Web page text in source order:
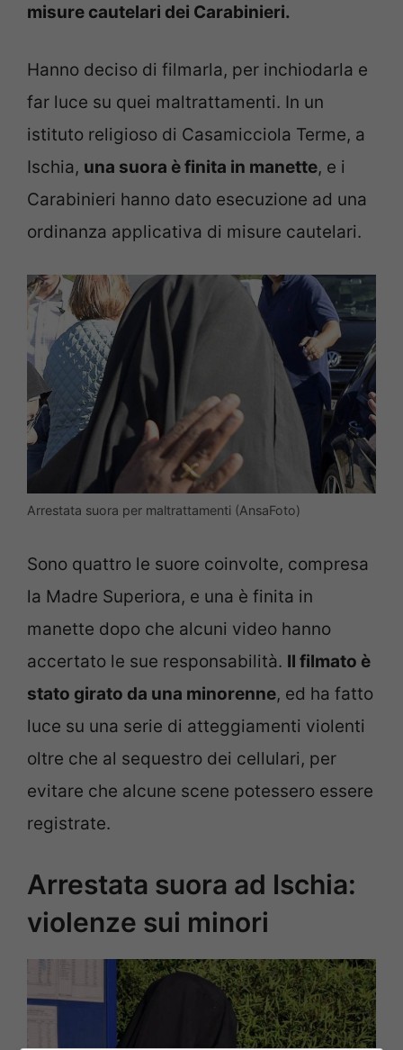
misure cautelari dei Carabinieri.
Hanno deciso di filmarla, per inchiodarla e
far luce su quei maltrattamenti. In un
istituto religioso di Casamicciola Terme, a
Ischia, una suora è finita in manette, e i
Carabinieri hanno dato esecuzione ad una
ordinanza applicativa di misure cautelari.
Arrestata suora per maltrattamenti (AnsaFoto)
Sono quattro le suore coinvolte, compresa
la Madre Superiora, e una è finita in
manette dopo che alcuni video hanno
accertato le sue responsabilità. Il filmato è
stato girato da una minorenne, ed ha fatto
luce su una serie di atteggiamenti violenti
oltre che al sequestro dei cellulari, per
evitare che alcune scene potessero essere
registrate.
Arrestata suora ad Ischia:
violenze sui minori